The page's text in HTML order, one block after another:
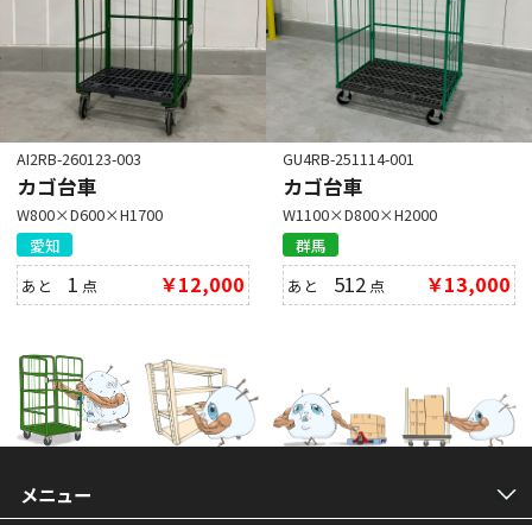
AI2RB-260123-003
カゴ台車
W800×D600×H1700
愛知
あと 1 点 ￥12,000
GU4RB-251114-001
カゴ台車
W1100×D800×H2000
群馬
あと 512 点 ￥13,000
メニュー